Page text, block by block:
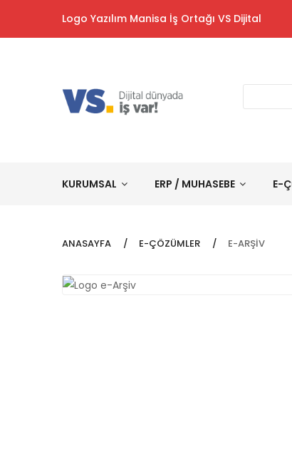
Logo Yazılım Manisa İş Ortağı VS Dijital
KURUMSAL ERP / MUHASEBE E-
ANASAYFA E-ÇÖZÜMLER E-ARŞIV